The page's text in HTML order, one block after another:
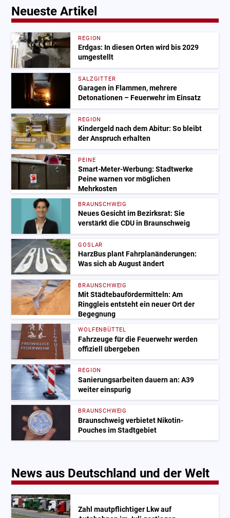
Neueste Artikel
REGION
Erdgas: In diesen Orten wird bis 2029
umgestellt
SALZGITTER
Garagen in Flammen, mehrere
Detonationen – Feuerwehr im Einsatz
REGION
Kindergeld nach dem Abitur: So bleibt
der Anspruch erhalten
PEINE
Smart-Meter-Werbung: Stadtwerke
Peine warnen vor möglichen
Mehrkosten
BRAUNSCHWEIG
Neues Gesicht im Bezirksrat: Sie
verstärkt die CDU in Braunschweig
GOSLAR
HarzBus plant Fahrplanänderungen:
Was sich ab August ändert
BRAUNSCHWEIG
Mit Städtebaufördermitteln: Am
Ringgleis entsteht ein neuer Ort der
Begegnung
WOLFENBÜTTEL
Fahrzeuge für die Feuerwehr werden
offiziell übergeben
REGION
Sanierungsarbeiten dauern an: A39
weiter einspurig
BRAUNSCHWEIG
Braunschweig verbietet Nikotin-
Pouches im Stadtgebiet
News aus Deutschland und der Welt
Zahl mautpflichtiger Lkw auf